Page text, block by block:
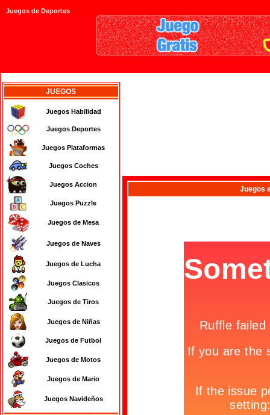
Juegos de Deportes
JUEGOS
Juegos Habilidad
Juegos Deportes
Juegos Plataformas
Juegos Coches
Juegos Accion
Juegos Puzzle
Juegos de Mesa
Juegos de Naves
Juegos de Lucha
Juegos Clasicos
Juegos de Tiros
Juegos de Niñas
Juegos de Futbol
Juegos de Motos
Juegos de Mario
Juegos Navideños
Juegos